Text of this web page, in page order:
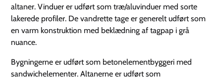
altaner. Vinduer er udført som træ/aluvinduer med sorte
lakerede profiler. De vandrette tage er generelt udført som
en varm konstruktion med beklædning af tagpap i grå
nuance.
Bygningerne er udført som betonelementbyggeri med
sandwichelementer. Altanerne er udført som